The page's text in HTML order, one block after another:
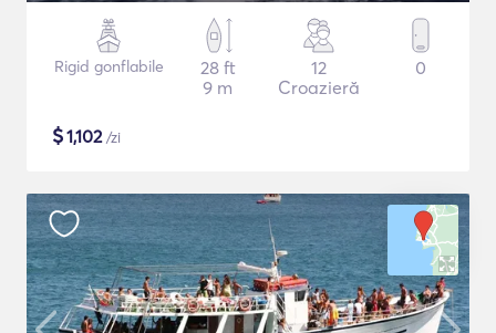
Rigid gonflabile
28 ft
9 m
12
Croazieră
0
$1,102/zi